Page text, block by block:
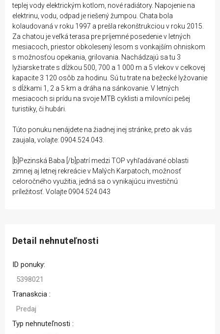
teplej vody elektrickým kotlom, nové radiátory. Napojenie na
elektrinu, vodu, odpad je riešený žumpou. Chata bola
kolaudovaná v roku 1997 a prešla rekonštrukciou v roku 2015.
Za chatou je veľká terasa pre príjemné posedenie v letných
mesiacoch, priestor obkolesený lesom s vonkajším ohniskom
s možnosťou opekania, grilovania. Nachádzajú sa tu 3
lyžiarske trate s dĺžkou 500, 700 a 1 000 m a 5 vlekov v celkovej
kapacite 3 120 osôb za hodinu. Sú tu trate na bežecké lyžovanie
s dĺžkami 1, 2 a 5 km a dráha na sánkovanie. V letných
mesiacoch si prídu na svoje MTB cyklisti a milovníci pešej
turistiky, či hubári.
Túto ponuku nenájdete na žiadnej inej stránke, preto ak vás
zaujala, volajte: 0904.524.043.
[b]Pezinská Baba [/b]patrí medzi TOP vyhľadávané oblasti
zimnej aj letnej rekreácie v Malých Karpatoch, možnosť
celoročného využitia, jedná sa o vynikajúcu investičnú
príležitosť. Volajte 0904.524.043
Detail nehnuteľnosti
ID ponuky:
5398021
Tranaskcia :
Predaj
Typ nehnuteľnosti :